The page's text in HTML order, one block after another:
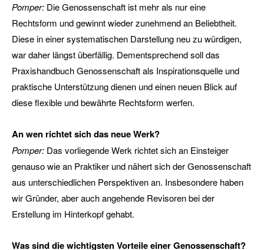
Pomper: Die Genossenschaft ist mehr als nur eine
Rechtsform und gewinnt wieder zunehmend an Beliebtheit.
Diese in einer systematischen Darstellung neu zu würdigen,
war daher längst überfällig. Dementsprechend soll das
Praxishandbuch Genossenschaft als Inspirationsquelle und
praktische Unterstützung dienen und einen neuen Blick auf
diese flexible und bewährte Rechtsform werfen.
An wen richtet sich das neue Werk?
Pomper: Das vorliegende Werk richtet sich an Einsteiger
genauso wie an Praktiker und nähert sich der Genossenschaft
aus unterschiedlichen Perspektiven an. Insbesondere haben
wir Gründer, aber auch angehende Revisoren bei der
Erstellung im Hinterkopf gehabt.
Was sind die wichtigsten Vorteile einer Genossenschaft?